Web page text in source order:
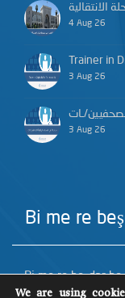
الانتقالية
4 Aug 26
Trainer in
3 Aug 26
ـات
3 Aug 26
Bi me re
Bi me re beşdar be
We are using